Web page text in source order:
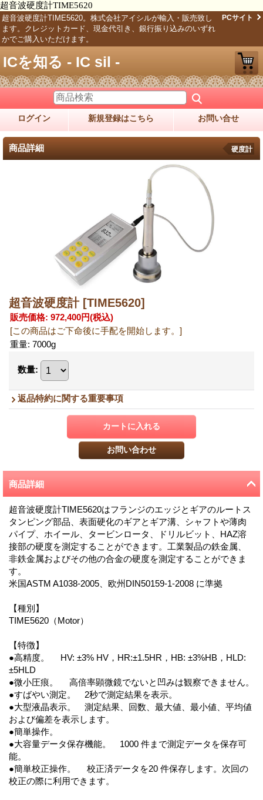
超音波硬度計TIME5620
超音波硬度計TIME5620。株式会社アイシルが輸入・販売致し
ます。クレジットカード、現金代引き、銀行振り込みのいずれ
かでご購入いただけます。
PCサイト
ICを知る - IC sil -
ログイン 新規登録はこちら お問い合せ
商品詳細 硬度計
超音波硬度計 [TIME5620]
販売価格: 972,400円(税込)
[この商品はご下命後に手配を開始します。]
重量: 7000g
数量:
返品特約に関する重要事項
商品詳細
超音波硬度計TIME5620はフランジのエッジとギアのルートス
タンピング部品、表面硬化のギアとギア溝、シャフトや薄肉
パイプ、ホイール、タービンロータ、ドリルビット、HAZ溶
接部の硬度を測定することができます。工業製品の鉄金属、
非鉄金属およびその他の合金の硬度を測定することができま
す。
米国ASTM A1038-2005、欧州DIN50159-1-2008 に準拠
【種別】
TIME5620（Motor）
【特徴】
●高精度。 HV: ±3% HV，HR:±1.5HR，HB: ±3%HB，HLD:
±5HLD
●微小圧痕。 高倍率顕微鏡でないと凹みは観察できません。
●すばやい測定。 2秒で測定結果を表示。
●大型液晶表示。 測定結果、回数、最大値、最小値、平均値
および偏差を表示します。
●簡単操作。
●大容量データ保存機能。 1000 件まで測定データを保存可
能。
●簡単校正操作。 校正済データを20 件保存します。次回の
校正の際に利用できます。